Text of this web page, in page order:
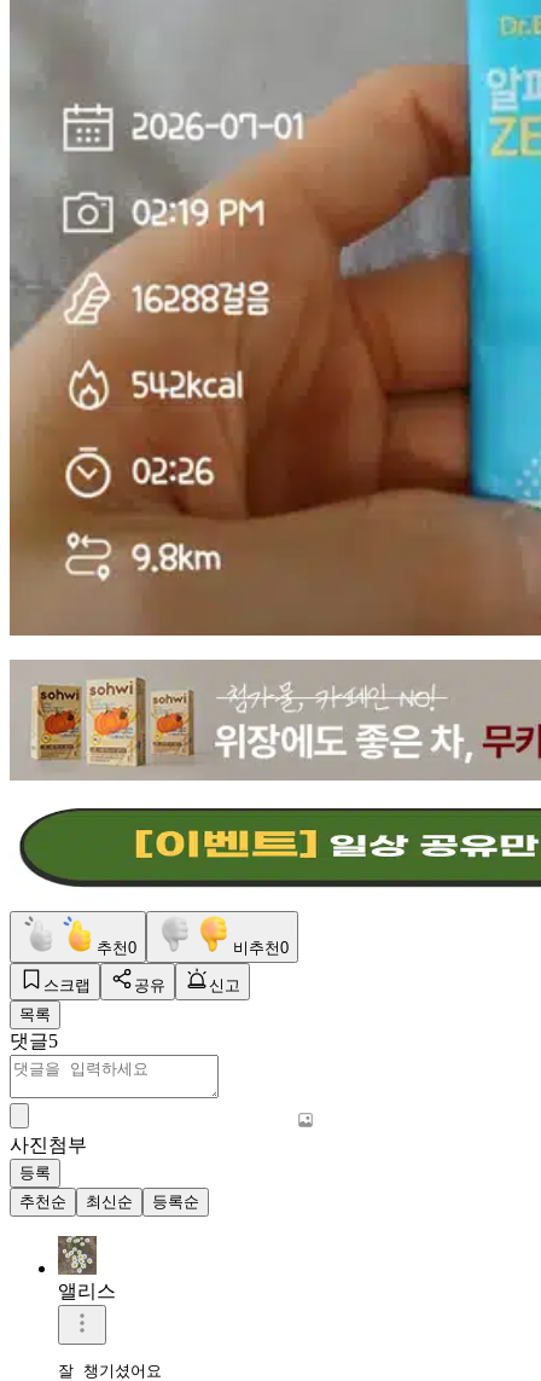
추천0 비추천0
스크랩 공유
신고
목록
댓글5
사진첨부
등록
추천순
최신순 등록순
앨리스
잘 챙기셨어요